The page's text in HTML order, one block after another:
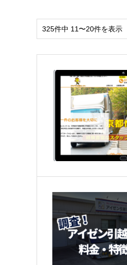
325件中 11〜20件を表示